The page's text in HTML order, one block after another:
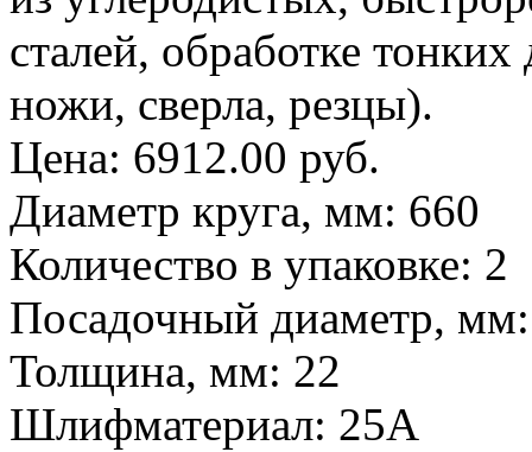
сталей, обработке
ножи, сверла, резцы).
Цена: 6912.00 руб.
Диаметр круга, мм: 660
Количество в упаковке: 2
Посадочный диаметр, мм
Толщина, мм: 22
Шлифматериал: 25A